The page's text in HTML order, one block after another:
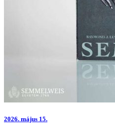
2026. május 15.